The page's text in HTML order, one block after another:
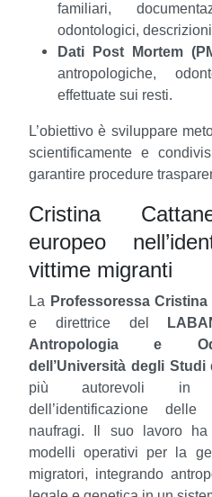
familiari,
odontologici,
Dati Post Mortem
antropologiche,
effettuate sui resti.
L’obiettivo è sviluppare
scientificamente e
garantire procedure
Cristina
europeo
vittime migranti
La Professoressa Cristina
e direttrice del
Antropologia e
dell’Università degli Studi
più autorevoli in
dell’identificazione
naufragi.
Il suo lavoro
modelli operativi per la
migratori, integrando